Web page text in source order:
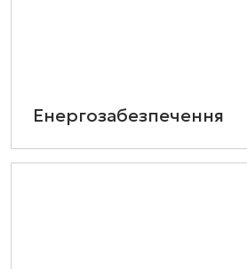
Енергозабезпечення